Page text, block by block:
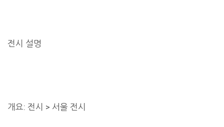
전시 설명
개요: 전시 > 서울 전시